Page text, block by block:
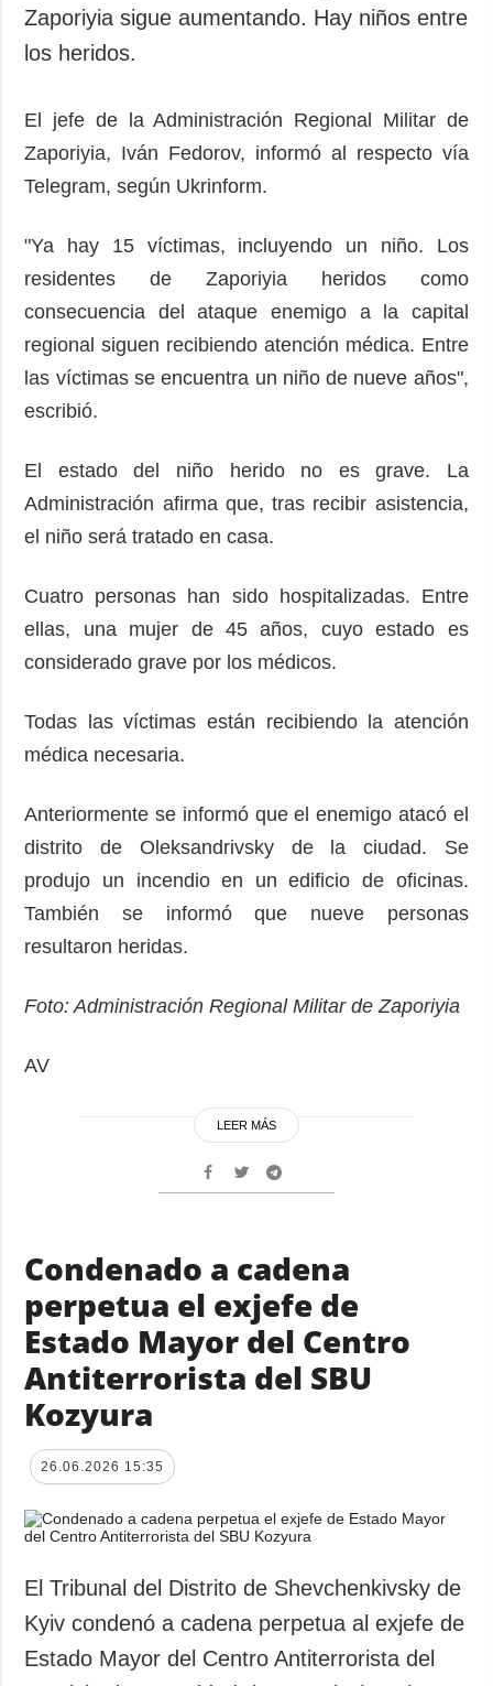
Zaporiyia sigue aumentando. Hay niños entre
los heridos.
El jefe de la Administración Regional Militar de
Zaporiyia, Iván Fedorov, informó al respecto vía
Telegram, según Ukrinform.
"Ya hay 15 víctimas, incluyendo un niño. Los
residentes de Zaporiyia heridos como
consecuencia del ataque enemigo a la capital
regional siguen recibiendo atención médica. Entre
las víctimas se encuentra un niño de nueve años",
escribió.
El estado del niño herido no es grave. La
Administración afirma que, tras recibir asistencia,
el niño será tratado en casa.
Cuatro personas han sido hospitalizadas. Entre
ellas, una mujer de 45 años, cuyo estado es
considerado grave por los médicos.
Todas las víctimas están recibiendo la atención
médica necesaria.
Anteriormente se informó que el enemigo atacó el
distrito de Oleksandrivsky de la ciudad. Se
produjo un incendio en un edificio de oficinas.
También se informó que nueve personas
resultaron heridas.
Foto: Administración Regional Militar de Zaporiyia
AV
LEER MÁS
Condenado a cadena
perpetua el exjefe de
Estado Mayor del Centro
Antiterrorista del SBU
Kozyura
26.06.2026 15:35
El Tribunal del Distrito de Shevchenkivsky de
Kyiv condenó a cadena perpetua al exjefe de
Estado Mayor del Centro Antiterrorista del